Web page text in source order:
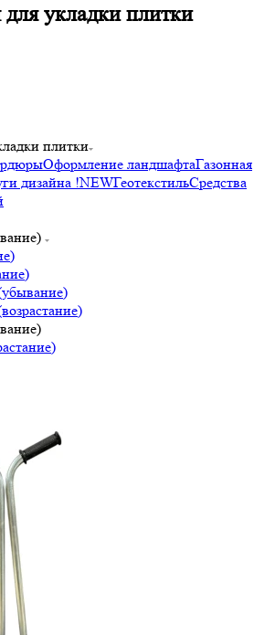
укладки плитки
плитки
Оформление ландшафтаГазонная
дизайна !NEWГеотекстильСредства